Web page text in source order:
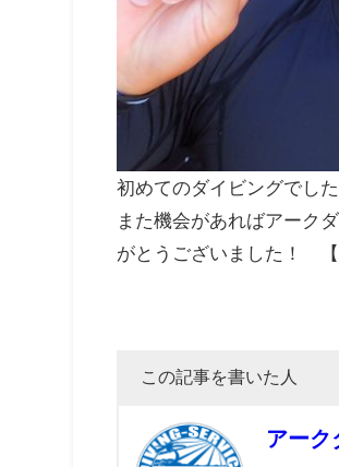
初めてのダイビングでし
また機会があればアーク
がとうございました！ 【
この記事を書いた人
アーク